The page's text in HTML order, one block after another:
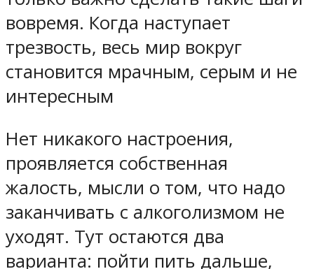
вовремя. Когда наступает
трезвость, весь мир вокруг
становится мрачным, серым и не
интересным
Нет никакого настроения,
проявляется собственная
жалость, мысли о том, что надо
заканчивать с алкоголизмом не
уходят. Тут остаются два
варианта: пойти пить дальше,